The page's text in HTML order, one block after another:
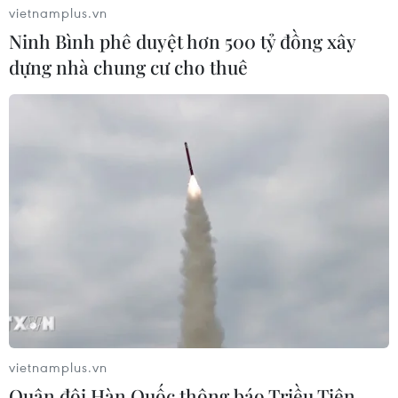
04/08/2026 11:14
Lở đất tại Ethiopia khiến ít nhất 14
Động đất tại Venezuela: Số người
thiệt mạng đã tăng lên hơn 6.000
Mỹ: Cháy rừng bùng phát dữ dội
khiến khoảng 65.000 người phải sơ
vietnamplus.vn
Ninh Bình phê duyệt hơn 500 tỷ đồng xây
dựng nhà chung cư cho thuê
vietnamplus.vn